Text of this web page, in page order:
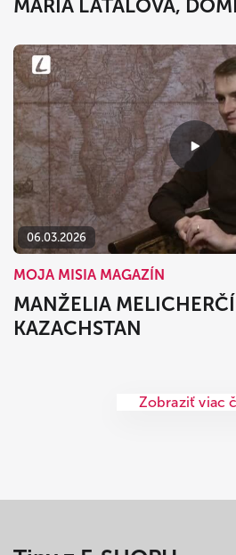
MÁRIA LÁTALOVÁ,
06.03.2026
MOJA MISIA MAGAZÍN
MANŽELIA
KAZACHSTAN
Zobraziť viac